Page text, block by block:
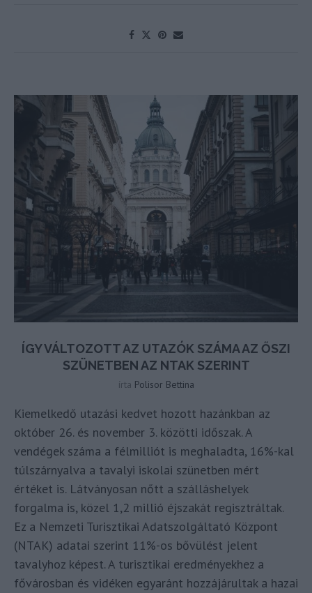
ÍGY VÁLTOZOTT AZ UTAZÓK SZÁMA AZ ŐSZI
SZÜNETBEN AZ NTAK SZERINT
írta Polisor Bettina
Kiemelkedő utazási kedvet hozott hazánkban az
október 26. és november 3. közötti időszak. A
vendégek száma a félmilliót is meghaladta, 16%-kal
túlszárnyalva a tavalyi iskolai szünetben mért
értéket is. Látványosan nőtt a szálláshelyek
forgalma is, közel 1,2 millió éjszakát regisztráltak.
Ez a Nemzeti Turisztikai Adatszolgáltató Központ
(NTAK) adatai szerint 11%-os bővülést jelent
tavalyhoz képest. A turisztikai eredményekhez a
fővárosban és vidéken egyaránt hozzájárultak a hazai